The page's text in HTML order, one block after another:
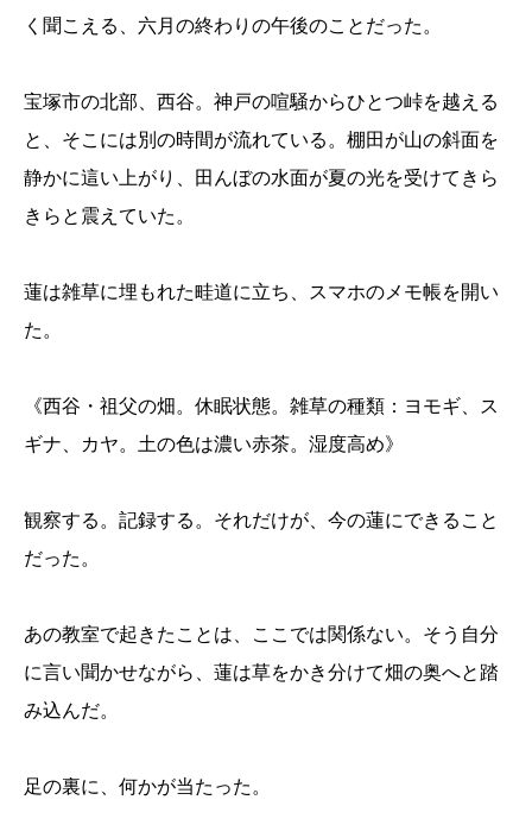
く聞こえる、六月の終わりの午後のことだった。
宝塚市の北部、西谷。神戸の喧騒からひとつ峠を越える
と、そこには別の時間が流れている。棚田が山の斜面を
静かに這い上がり、田んぼの水面が夏の光を受けてきら
きらと震えていた。
蓮は雑草に埋もれた畦道に立ち、スマホのメモ帳を開い
た。
《西谷・祖父の畑。休眠状態。雑草の種類：ヨモギ、ス
ギナ、カヤ。土の色は濃い赤茶。湿度高め》
観察する。記録する。それだけが、今の蓮にできること
だった。
あの教室で起きたことは、ここでは関係ない。そう自分
に言い聞かせながら、蓮は草をかき分けて畑の奥へと踏
み込んだ。
足の裏に、何かが当たった。